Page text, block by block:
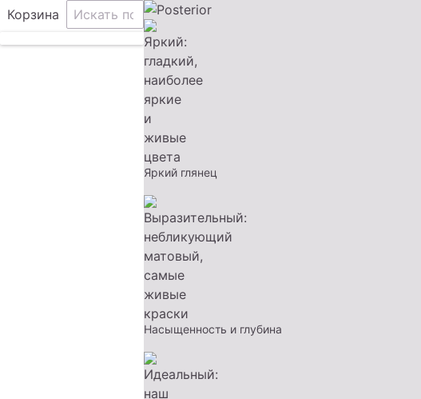
Корзина
Яркий глянец
Насыщенность и глубина